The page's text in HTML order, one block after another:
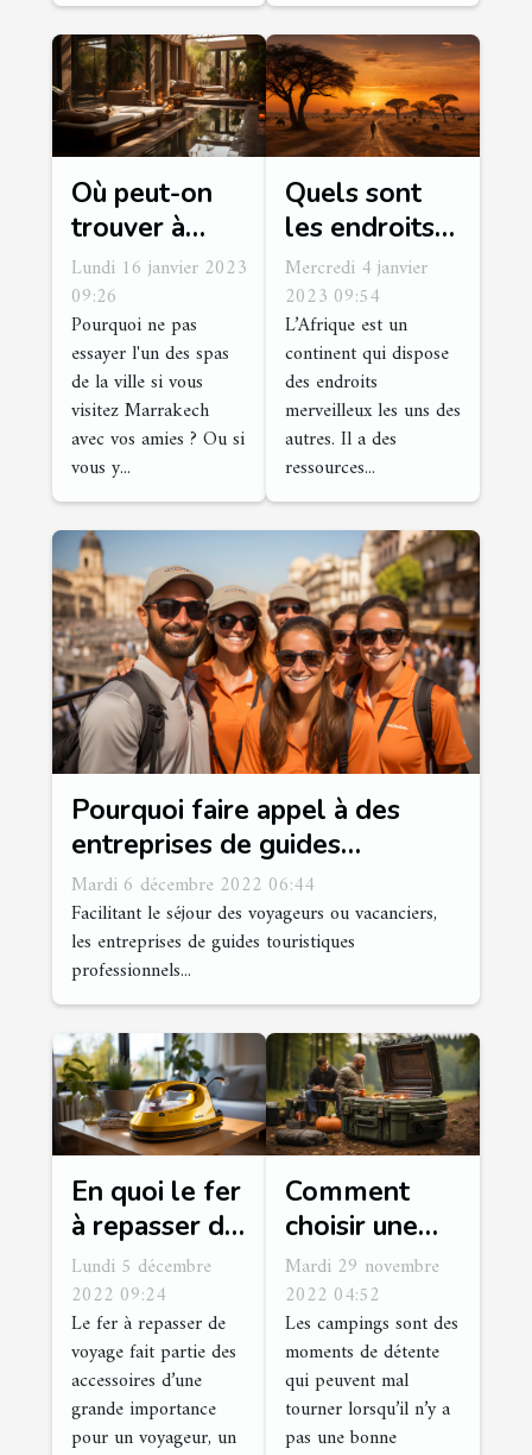
Où peut-on
trouver à
Marrakech
les meilleurs
spas où les
couples
peuvent
s'adonner à
des ébats ?
Lundi 16 janvier 2023
09:26
Pourquoi ne pas
essayer l'un des spas
de la ville si vous
visitez Marrakech
avec vos amies ? Ou si
vous y...
Quels sont
les endroits à
visiter en
Afrique ?
Mercredi 4 janvier
2023 09:54
L’Afrique est un
continent qui dispose
des endroits
merveilleux les uns des
autres. Il a des
ressources...
Pourquoi faire appel à des
entreprises de guides
touristiques professionnels ?
Mardi 6 décembre 2022 06:44
Facilitant le séjour des voyageurs ou vacanciers,
les entreprises de guides touristiques
professionnels...
En quoi le fer
à repasser de
voyage est-il
indispensable
?
Lundi 5 décembre
2022 09:24
Le fer à repasser de
voyage fait partie des
accessoires d’une
grande importance
pour un voyageur, un
Comment
choisir une
glacière pour
camping ou
excursion ?
Mardi 29 novembre
2022 04:52
Les campings sont des
moments de détente
qui peuvent mal
tourner lorsqu’il n’y a
pas une bonne